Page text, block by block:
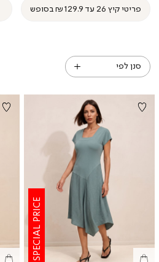
פריטי קיץ 26 עד ₪129.9 בסופש
סנן לפי
SPECIAL PRICE